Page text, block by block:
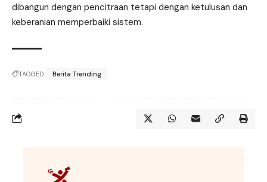
dibangun dengan pencitraan tetapi dengan ketulusan dan
keberanian memperbaiki sistem.
TAGGED: Berita Trending